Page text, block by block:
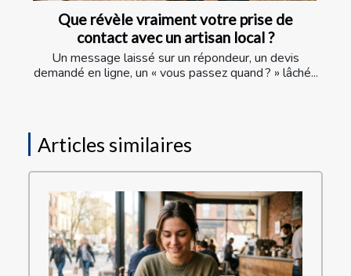
Que révèle vraiment votre prise de
contact avec un artisan local ?
Un message laissé sur un répondeur, un devis
demandé en ligne, un « vous passez quand ? » lâché...
Articles similaires